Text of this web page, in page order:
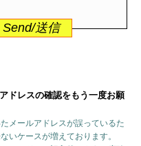
Send/送信
ドレスの確認をもう一度お願
メールアドレスが誤っているた
いケースが増えております。